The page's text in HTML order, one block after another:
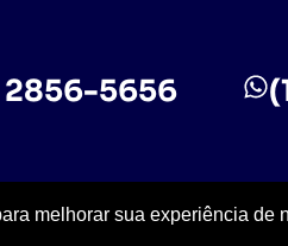
2856-5656
melhorar sua experiência